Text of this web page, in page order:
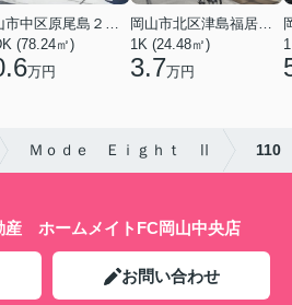
岡山市中区原尾島２丁目
(78.24㎡)
万円
岡山市北区津島福居１丁目
1K (24.48㎡)
3.7万円
Ｍｏｄｅ Ｅｉｇｈｔ Ⅱ 110
産 ホームメイトFC岡山中央店
お問い合わせ